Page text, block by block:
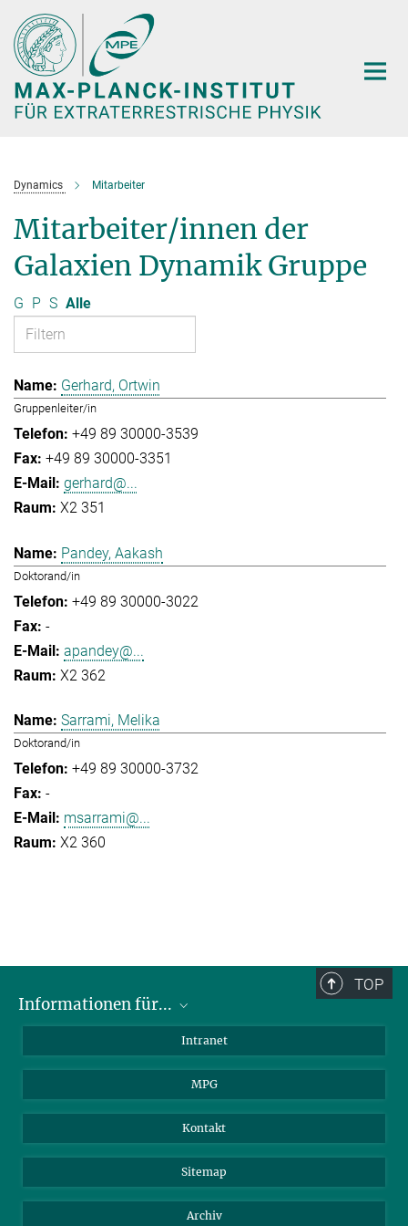
Hauptinhalt
Dynamics Mitarbeiter
Mitarbeiter/innen der
Galaxien Dynamik Gruppe
G P S Alle
Gerhard, Ortwin
Gruppenleiter/in
+49 89 30000-3539
+49 89 30000-3351
gerhard@...
X2 351
Pandey, Aakash
Doktorand/in
+49 89 30000-3022
-
apandey@...
X2 362
Sarrami, Melika
Doktorand/in
+49 89 30000-3732
-
msarrami@...
X2 360
TOP
Informationen für...
Studenten
Journalisten
Intranet
MPG
Kontakt
Sitemap
Archiv